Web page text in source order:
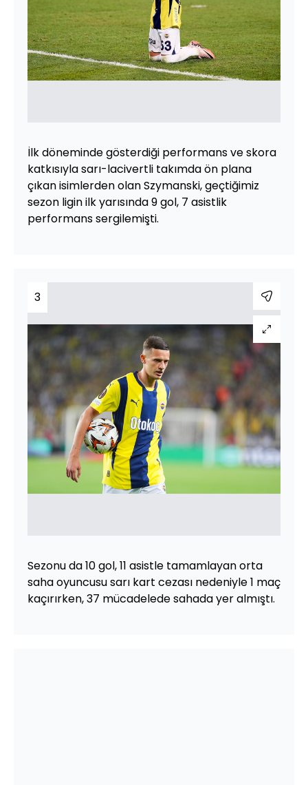
İlk döneminde gösterdiği performans ve skora
katkısıyla sarı-lacivertli takımda ön plana
çıkan isimlerden olan Szymanski, geçtiğimiz
sezon ligin ilk yarısında 9 gol, 7 asistlik
performans sergilemişti.
3
Sezonu da 10 gol, 11 asistle tamamlayan orta
saha oyuncusu sarı kart cezası nedeniyle 1 maç
kaçırırken, 37 mücadelede sahada yer almıştı.